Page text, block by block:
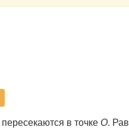
пересекаются в точке О.